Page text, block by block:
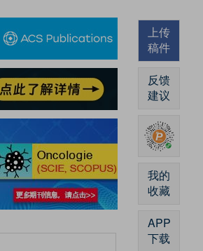
上传
稿件
反馈
建议
我的
收藏
APP
下载